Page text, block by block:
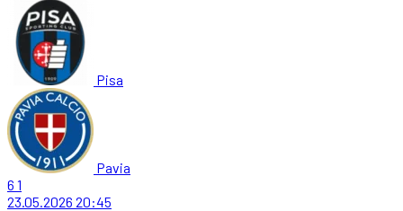
Pisa
Pavia
6 1
23.05.2026 20:45